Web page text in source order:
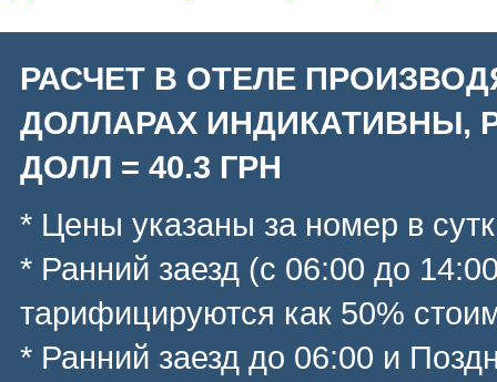
РАСЧЕТ В ОТЕЛЕ
ДОЛЛАРАХ ИНДИКАТИВНЫ,
ДОЛЛ = 40.3 ГРН
* Цены указаны за номер в
* Ранний заезд (с 06:00 до
тарифицируются как 50%
* Ранний заезд до 06:00 и